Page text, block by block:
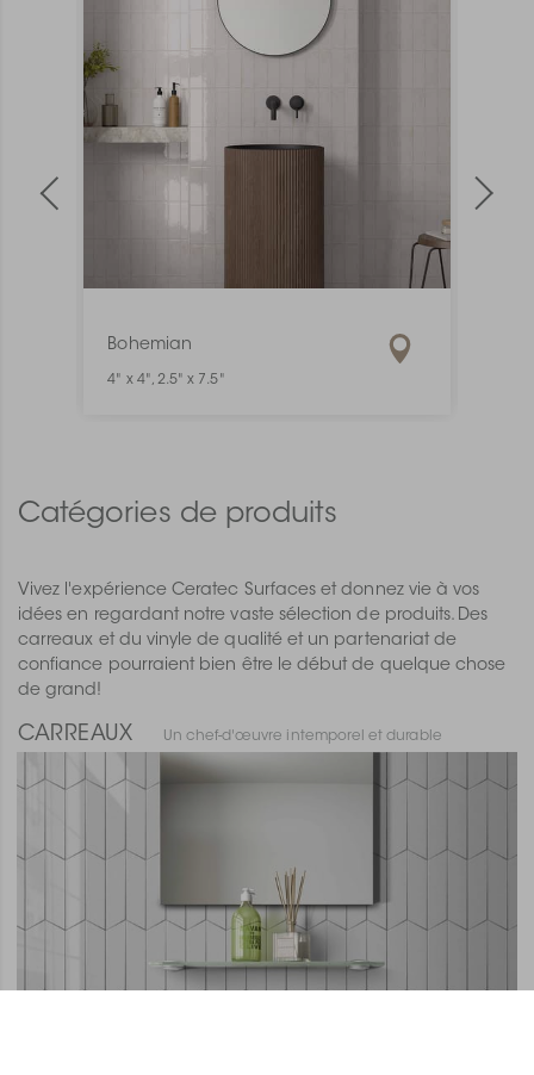
Bohemian
4" x 4", 2.5" x 7.5"
Catégories de produits
Vivez l'expérience Ceratec Surfaces et donnez vie à vos
idées en regardant notre vaste sélection de produits. Des
carreaux et du vinyle de qualité et un partenariat de
confiance pourraient bien être le début de quelque chose
de grand!
CARREAUX Un chef-d'œuvre intemporel et durable